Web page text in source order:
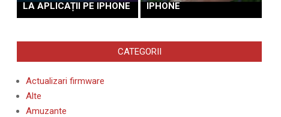
LA APLICAȚII PE IPHONE
IPHONE
CATEGORII
Actualizari firmware
Alte
Amuzante